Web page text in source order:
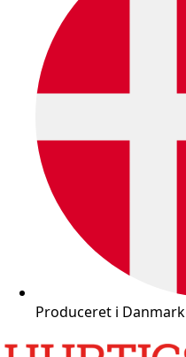
Produceret i Danmark